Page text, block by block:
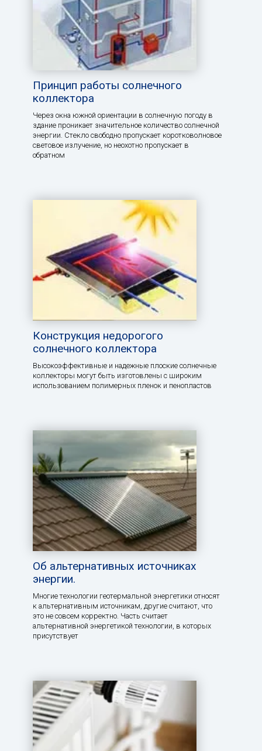
Принцип работы солнечного
коллектора
Через окна южной ориентации в солнечную погоду в
здание проникает значительное количество солнечной
энергии. Стекло свободно пропускает коротковолновое
световое излучение, но неохотно пропускает в
обратном
Конструкция недорогого
солнечного коллектора
Высокоэффективные и надежные плоские солнечные
коллекторы могут быть изготовлены с широким
использованием полимерных пленок и пенопластов
Об альтернативных источниках
энергии.
Многие технологии геотермальной энергетики относят
к альтернативным источникам, другие считают, что
это не совсем корректно. Часть считает
альтернативной энергетикой технологии, в которых
присутствует